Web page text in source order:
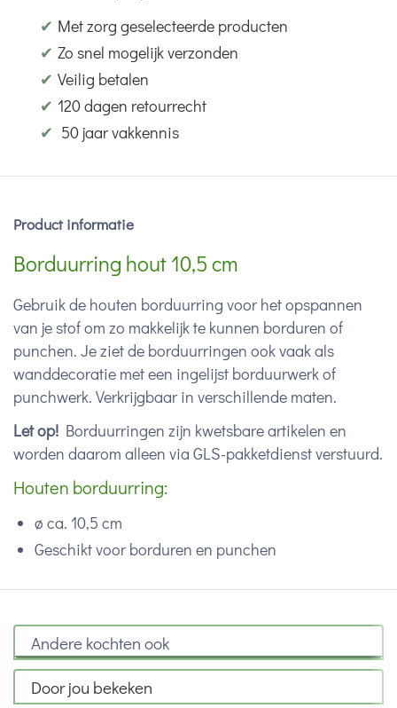
✔ Met zorg geselecteerde producten
✔ Zo snel mogelijk verzonden
✔ Veilig betalen
✔ 120 dagen retourrecht
✔ 50 jaar vakkennis
Product informatie
Borduurring hout 10,5 cm
Gebruik de houten borduurring voor het opspannen
van je stof om zo makkelijk te kunnen borduren of
punchen. Je ziet de borduurringen ook vaak als
wanddecoratie met een ingelijst borduurwerk of
punchwerk. Verkrijgbaar in verschillende maten.
Let op! Borduurringen zijn kwetsbare artikelen en
worden daarom alleen via GLS-pakketdienst verstuurd.
Houten borduurring:
ø ca. 10,5 cm
Geschikt voor borduren en punchen
Andere kochten ook
Door jou bekeken